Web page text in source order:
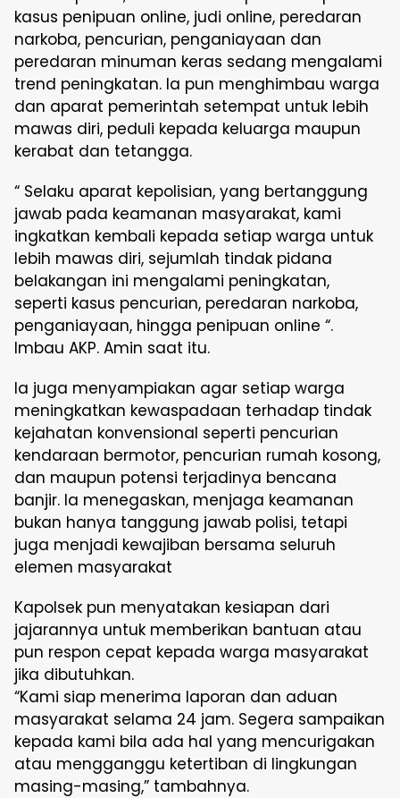
kasus penipuan online, judi online, peredaran
narkoba, pencurian, penganiayaan dan
peredaran minuman keras sedang mengalami
trend peningkatan. Ia pun menghimbau warga
dan aparat pemerintah setempat untuk lebih
mawas diri, peduli kepada keluarga maupun
kerabat dan tetangga.
“ Selaku aparat kepolisian, yang bertanggung
jawab pada keamanan masyarakat, kami
ingkatkan kembali kepada setiap warga untuk
lebih mawas diri, sejumlah tindak pidana
belakangan ini mengalami peningkatan,
seperti kasus pencurian, peredaran narkoba,
penganiayaan, hingga penipuan online “.
Imbau AKP. Amin saat itu.
Ia juga menyampiakan agar setiap warga
meningkatkan kewaspadaan terhadap tindak
kejahatan konvensional seperti pencurian
kendaraan bermotor, pencurian rumah kosong,
dan maupun potensi terjadinya bencana
banjir. Ia menegaskan, menjaga keamanan
bukan hanya tanggung jawab polisi, tetapi
juga menjadi kewajiban bersama seluruh
elemen masyarakat
Kapolsek pun menyatakan kesiapan dari
jajarannya untuk memberikan bantuan atau
pun respon cepat kepada warga masyarakat
jika dibutuhkan.
“Kami siap menerima laporan dan aduan
masyarakat selama 24 jam. Segera sampaikan
kepada kami bila ada hal yang mencurigakan
atau mengganggu ketertiban di lingkungan
masing-masing,” tambahnya.